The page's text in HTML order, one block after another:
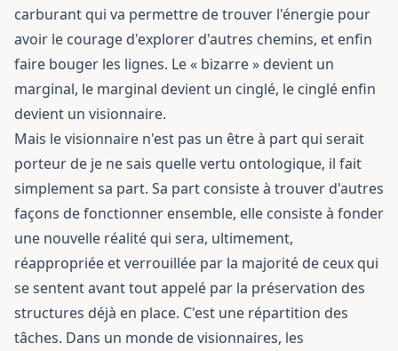
carburant qui va permettre de trouver l'énergie pour
avoir le courage d'explorer d'autres chemins, et enfin
faire bouger les lignes. Le « bizarre » devient un
marginal, le marginal devient un cinglé, le cinglé enfin
devient un visionnaire.
Mais le visionnaire n'est pas un être à part qui serait
porteur de je ne sais quelle vertu ontologique, il fait
simplement sa part. Sa part consiste à trouver d'autres
façons de fonctionner ensemble, elle consiste à fonder
une nouvelle réalité qui sera, ultimement,
réappropriée et verrouillée par la majorité de ceux qui
se sentent avant tout appelé par la préservation des
structures déjà en place. C'est une répartition des
tâches. Dans un monde de visionnaires, les